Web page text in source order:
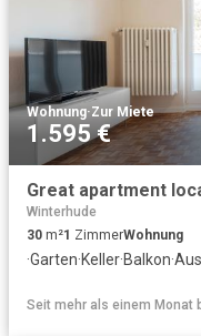
Wohnung·Zur Miete
1.595 €
Great apartment
Winterhude
30 m²1 ZimmerWohnung
·Garten·Keller·Balkon·
Seit mehr als einem Monat